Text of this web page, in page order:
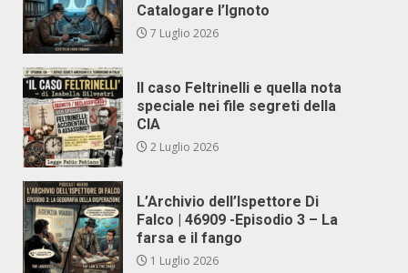
Catalogare l’Ignoto
7 Luglio 2026
Il caso Feltrinelli e quella nota
speciale nei file segreti della
CIA
2 Luglio 2026
L’Archivio dell’Ispettore Di
Falco | 46909 -Episodio 3 – La
farsa e il fango
1 Luglio 2026